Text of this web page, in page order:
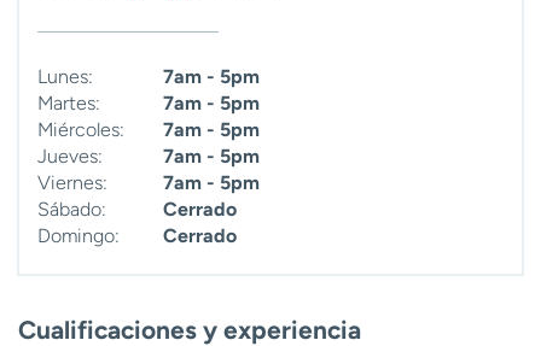
Lunes:
7am - 5pm
Martes:
7am - 5pm
Miércoles:
7am - 5pm
Jueves:
7am - 5pm
Viernes:
7am - 5pm
Sábado:
Cerrado
Domingo:
Cerrado
Cualificaciones y experiencia